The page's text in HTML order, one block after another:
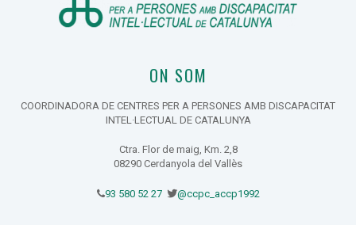
ON SOM
COORDINADORA DE CENTRES PER A PERSONES AMB DISCAPACITAT
INTEL·LECTUAL DE CATALUNYA
Ctra. Flor de maig, Km. 2,8
08290 Cerdanyola del Vallès
93 580 52 27 @ccpc_accp1992